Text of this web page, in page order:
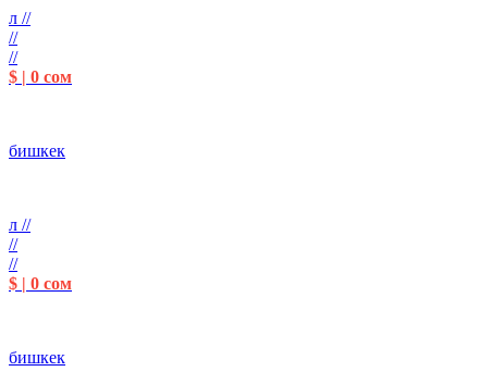
л //
//
//
$ | 0 сом
бишкек
л //
//
//
$ | 0 сом
бишкек